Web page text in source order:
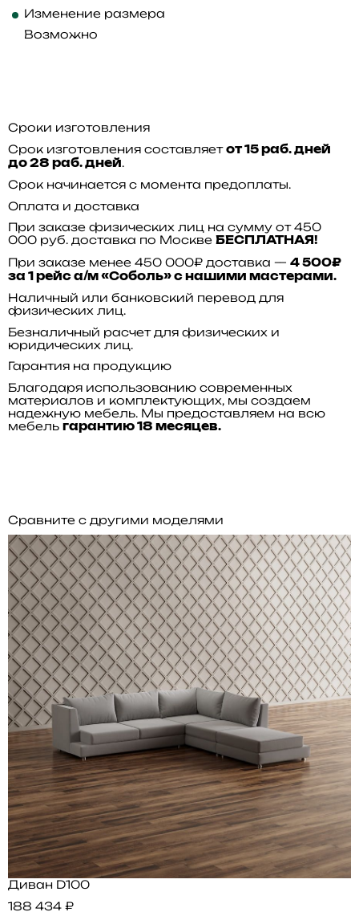
Изменение размера
Возможно
Сроки изготовления
Срок изготовления составляет от 15 раб. дней
до 28 раб. дней.
Срок начинается с момента предоплаты.
Оплата и доставка
При заказе физических лиц на сумму от 450
000 руб. доставка по Москве БЕСПЛАТНАЯ!
При заказе менее 450 000₽ доставка — 4 500₽
за 1 рейс а/м «Соболь» с нашими мастерами.
Наличный или банковский перевод для
физических лиц.
Безналичный расчет для физических и
юридических лиц.
Гарантия на продукцию
Благодаря использованию современных
материалов и комплектующих, мы создаем
надежную мебель. Мы предоставляем на всю
мебель гарантию 18 месяцев.
Сравните с другими моделями
Диван D100
188 434 ₽